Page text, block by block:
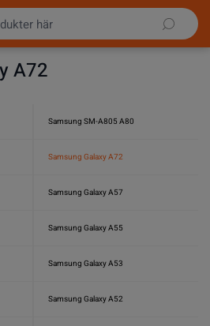
A72
Samsung SM-A805 A80
Samsung Galaxy A72
Samsung Galaxy A57
Samsung Galaxy A55
Samsung Galaxy A53
Samsung Galaxy A52